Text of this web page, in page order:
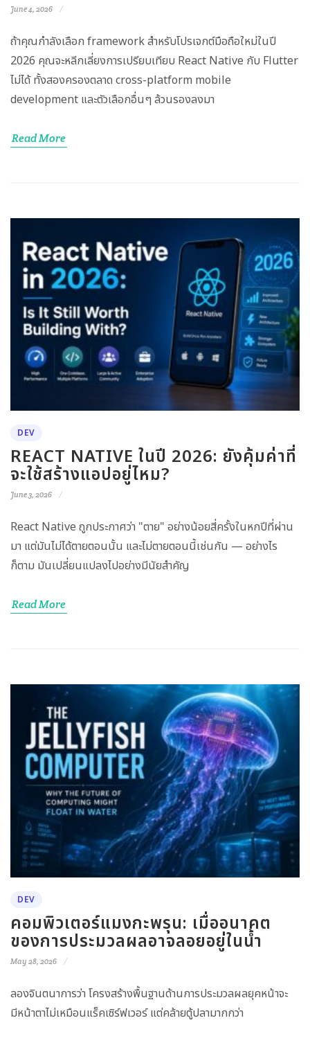
June 4, 2026
ถ้าคุณกำลังเลือก framework สำหรับโปรเจกต์มือถือใหม่ในปี
2026 คุณจะหลีกเลี่ยงการเปรียบเทียบ React Native กับ Flutter
ไม่ได้ ทั้งสองครองตลาด cross-platform mobile
development และตัวเลือกอื่นๆ ล้วนรองลงมา
Read More
DEV
REACT NATIVE ในปี 2026: ยังคุ้มค่าที่
จะใช้สร้างแอปอยู่ไหม?
June 3, 2026
React Native ถูกประกาศว่า "ตาย" อย่างน้อยสี่ครั้งในหกปีที่ผ่าน
มา แต่มันไม่ได้ตายตอนนั้น และไม่ตายตอนนี้เช่นกัน — อย่างไร
ก็ตาม มันเปลี่ยนแปลงไปอย่างมีนัยสำคัญ
Read More
DEV
คอมพิวเตอร์แมงกะพรุน: เมื่ออนาคต
ของการประมวลผลอาจลอยอยู่ในน้ำ
May 28, 2026
ลองจินตนาการว่า โครงสร้างพื้นฐานด้านการประมวลผลยุคหน้าจะ
มีหน้าตาไม่เหมือนแร็คเซิร์ฟเวอร์ แต่คล้ายตู้ปลามากกว่า